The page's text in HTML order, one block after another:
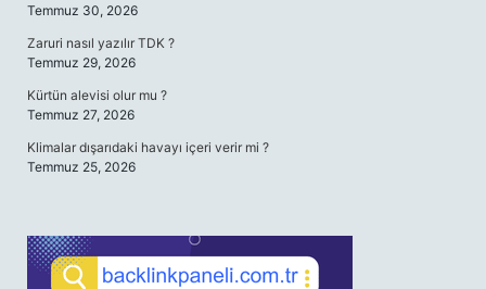
Temmuz 30, 2026
Zaruri nasıl yazılır TDK ?
Temmuz 29, 2026
Kürtün alevisi olur mu ?
Temmuz 27, 2026
Klimalar dışarıdaki havayı içeri verir mi ?
Temmuz 25, 2026